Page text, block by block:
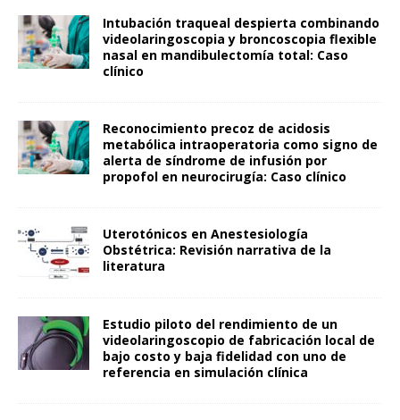
Intubación traqueal despierta combinando
videolaringoscopia y broncoscopia flexible
nasal en mandibulectomía total: Caso
clínico
Reconocimiento precoz de acidosis
metabólica intraoperatoria como signo de
alerta de síndrome de infusión por
propofol en neurocirugía: Caso clínico
Uterotónicos en Anestesiología
Obstétrica: Revisión narrativa de la
literatura
Estudio piloto del rendimiento de un
videolaringoscopio de fabricación local de
bajo costo y baja fidelidad con uno de
referencia en simulación clínica